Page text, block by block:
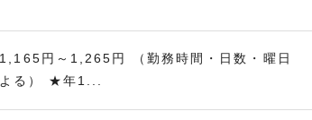
円～1,265円 （勤務時間・日数・曜日
る） ★年1...